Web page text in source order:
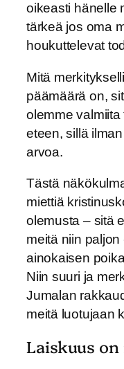
oikeasti hänelle
tärkeä jos oma
houkuttelevat
Mitä
päämäärä on,
olemme
eteen, sillä
arvoa.
Tästä
miettiä
olemusta – sitä
meitä niin
ainokaisen
Niin suuri ja
Jumalan
meitä luotujaan
Laiskuus